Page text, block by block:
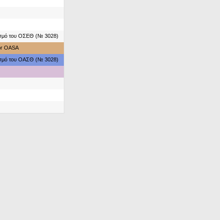
του ΟΣΕΘ (№ 3028)
OASA
του ΟΑΣΘ (№ 3028)